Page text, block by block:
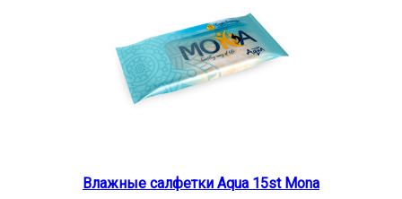
Влажные салфетки Aqua 15st Mona